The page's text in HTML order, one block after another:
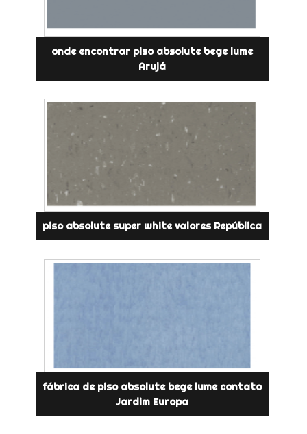
onde encontrar piso absolute bege lume
Arujá
piso absolute super white valores República
fábrica de piso absolute bege lume contato
Jardim Europa